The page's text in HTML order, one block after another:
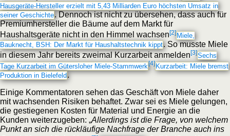
Hausgeräte-Hersteller erzielt mit 5,43 Milliarden Euro höchsten Umsatz in
seiner Geschichte. Dennoch ist nicht zu übersehen, dass auch für
Premiumhersteller die Bäume auf dem Markt für
Haushaltsgeräte nicht in den Himmel wachsen[2]Miele,
Bauknecht, BSH: Der Markt für Haushaltstechnik kippt. So musste Miele
in diesem Jahr bereits zweimal Kurzarbeit anmelden[3]Sechs
Tage Kurzarbeit im Gütersloher Miele-Stammwerk[4] Kurzarbeit: Miele bremst
Produktion in Bielefeld .
Einige Kommentatoren sehen das Geschäft von Miele daher
mit wachsenden Risiken behaftet. Zwar sei es Miele gelungen,
die gestiegenen Kosten für Material und Energie an die
Kunden weiterzugeben: „Allerdings ist die Frage, von welchem
Punkt an sich die rückläufige Nachfrage der Branche auch ins